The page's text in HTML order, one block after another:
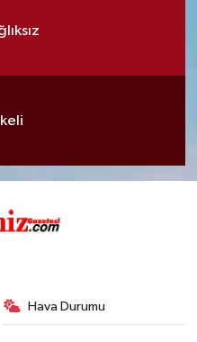
Hava Durumu